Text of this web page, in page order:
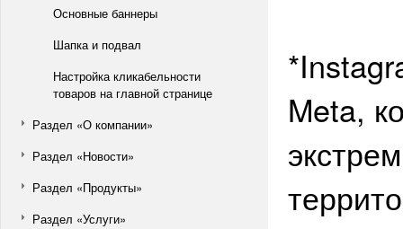
Основные баннеры
Шапка и подвал
Настройка кликабельности
товаров на главной странице
Раздел «О компании»
Раздел «Новости»
Раздел «Продукты»
Раздел «Услуги»
Meta,